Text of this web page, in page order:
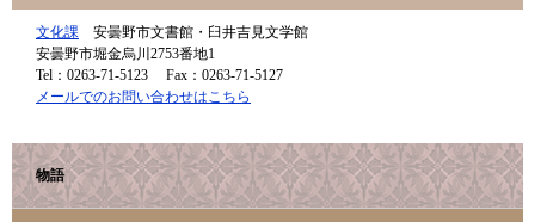
文化課
安曇野市文書館・臼井吉見文学館
安曇野市堀金烏川2753番地1
Tel：0263-71-5123
Fax：0263-71-5127
メールでのお問い合わせはこちら
物語